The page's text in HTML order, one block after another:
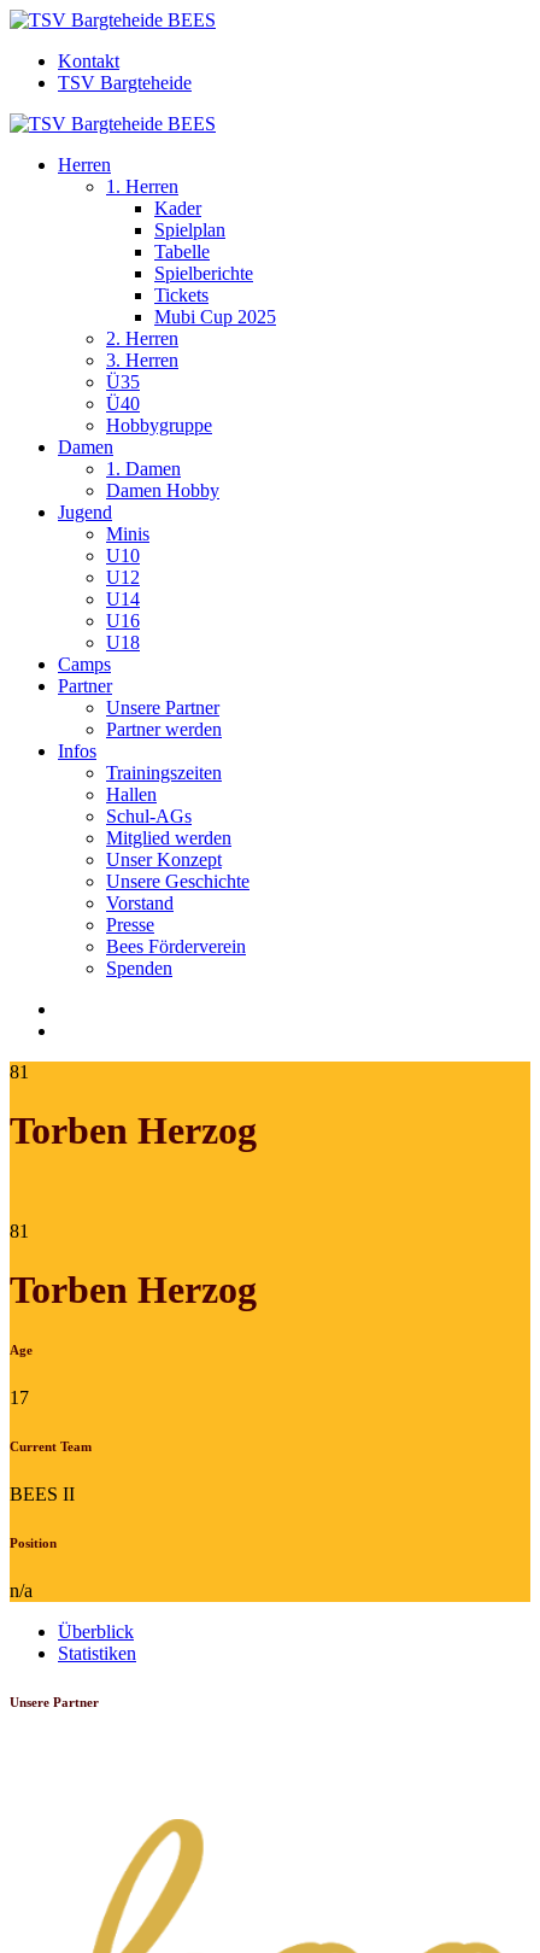
Kontakt
TSV Bargteheide
Herren
1. Herren
Kader
Spielplan
Tabelle
Spielberichte
Tickets
Mubi Cup 2025
2. Herren
3. Herren
Ü35
Ü40
Hobbygruppe
Damen
1. Damen
Damen Hobby
Jugend
Minis
U10
U12
U14
U16
U18
Camps
Partner
Unsere Partner
Partner werden
Infos
Trainingszeiten
Hallen
Schul-AGs
Mitglied werden
Unser Konzept
Unsere Geschichte
Vorstand
Presse
Bees Förderverein
Spenden
81
Torben Herzog
81
Torben Herzog
Age
17
Current Team
BEES II
Position
n/a
Überblick
Statistiken
Unsere Partner